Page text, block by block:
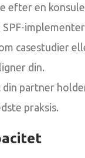
efter en
casestudier
din.
din partner
praksis.